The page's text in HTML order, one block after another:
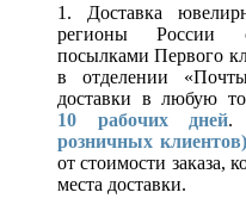
1. Доставка
регионы России
посылками Первого
в отделении
доставки в любую
10 рабочих дней.
розничных клиентов)
от стоимости заказа,
места доставки.